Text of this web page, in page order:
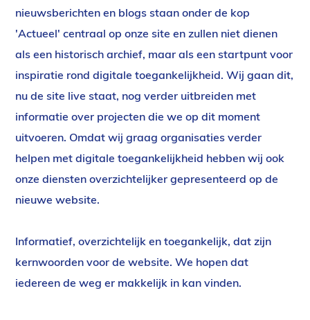
nieuwsberichten en blogs staan onder de kop
'Actueel' centraal op onze site en zullen niet dienen
als een historisch archief, maar als een startpunt voor
inspiratie rond digitale toegankelijkheid. Wij gaan dit,
nu de site live staat, nog verder uitbreiden met
informatie over projecten die we op dit moment
uitvoeren. Omdat wij graag organisaties verder
helpen met digitale toegankelijkheid hebben wij ook
onze diensten overzichtelijker gepresenteerd op de
nieuwe website.
Informatief, overzichtelijk en toegankelijk, dat zijn
kernwoorden voor de website. We hopen dat
iedereen de weg er makkelijk in kan vinden.